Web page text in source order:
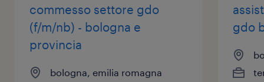
commesso settore gdo
(f/m/nb) - bologna e
provincia
bologna, emilia romagna
gdo